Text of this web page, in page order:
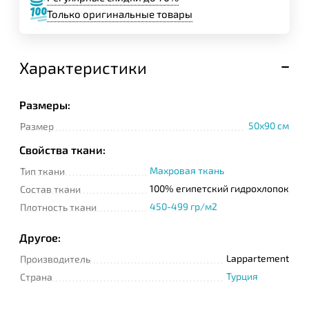
Только оригинальные товары
Характеристики
Размеры:
Размер 50x90 см
Свойства ткани:
Тип ткани
Махровая ткань
Состав ткани
100% египетский гидрохлопок
Плотность ткани
450-499 гр/м2
Другое:
Производитель
Lappartement
Страна
Турция